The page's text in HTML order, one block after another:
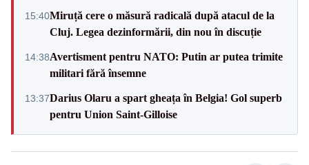
15:40Miruță cere o măsură radicală după atacul de la
Cluj. Legea dezinformării, din nou în discuție
14:38Avertisment pentru NATO: Putin ar putea trimite
militari fără însemne
13:37Darius Olaru a spart gheața în Belgia! Gol superb
pentru Union Saint-Gilloise